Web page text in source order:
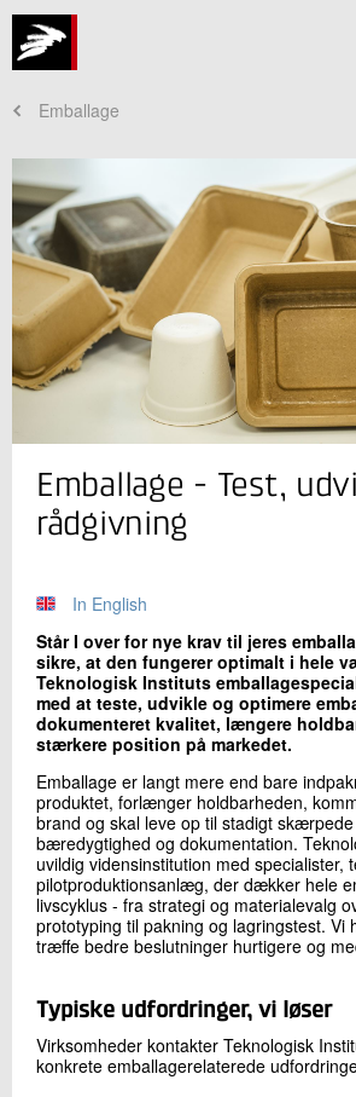
Emballage
Jeg er din kontaktperson
Alexander Leo Bardenstein
Forretningsleder, civ.ing., ph.d.
Plast og Emballage
Skriv til mig
Send
Emballage - Test,
rådgivning
In English
Står I over for nye krav til jeres
sikre, at den fungerer optimalt i hele
Teknologisk Instituts
med at teste, udvikle og optimere
dokumenteret kvalitet, længere
stærkere position på markedet.
Emballage er langt mere end bare
produktet, forlænger holdbarheden,
brand og skal leve op til stadigt
bæredygtighed og dokumentation.
uvildig vidensinstitution med specialister,
pilotproduktionsanlæg, der dækker hele
livscyklus - fra strategi og materialevalg
prototyping til pakning og lagringstest.
træffe bedre beslutninger hurtigere og
Typiske udfordringer, vi løser
Virksomheder kontakter Teknologisk
konkrete emballagerelaterede